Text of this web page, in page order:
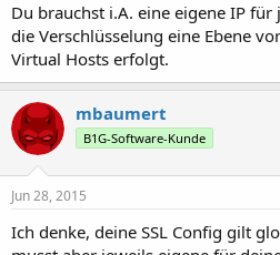
Du brauchst i.A. eine eigene IP
die Verschlüsselung eine Ebene
Virtual Hosts erfolgt.
mbaumert
B1G-Software-Kunde
Jun 28, 2015
Ich denke, deine SSL Config gilt